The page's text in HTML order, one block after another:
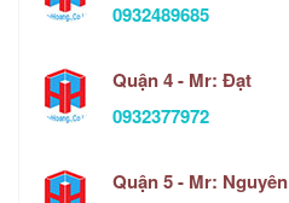
0932489685
Quận 4 - Mr: Đạt
0932377972
Quận 5 - Mr: Nguyên